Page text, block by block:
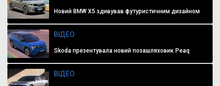
Новий BMW X5 здивував футуристичним дизайном
ВІДЕО
Skoda презентувала новий позашляховик Peaq
ВІДЕО